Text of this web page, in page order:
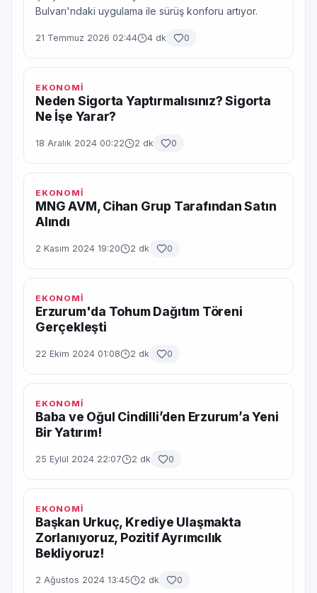
Bulvarı'ndaki uygulama ile sürüş konforu artıyor.
21 Temmuz 2026 02:44 4 dk 0
EKONOMİ
Neden Sigorta Yaptırmalısınız? Sigorta
Ne İşe Yarar?
18 Aralık 2024 00:22 2 dk 0
EKONOMİ
MNG AVM, Cihan Grup Tarafından Satın
Alındı
2 Kasım 2024 19:20 2 dk 0
EKONOMİ
Erzurum'da Tohum Dağıtım Töreni
Gerçekleşti
22 Ekim 2024 01:08 2 dk 0
EKONOMİ
Baba ve Oğul Cindilli’den Erzurum’a Yeni
Bir Yatırım!
25 Eylül 2024 22:07 2 dk 0
EKONOMİ
Başkan Urkuç, Krediye Ulaşmakta
Zorlanıyoruz, Pozitif Ayrımcılık
Bekliyoruz!
2 Ağustos 2024 13:45 2 dk 0